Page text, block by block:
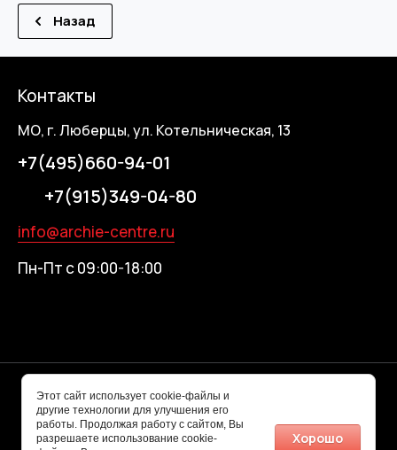
Назад
Контакты
МО, г. Люберцы, ул. Котельническая, 13
+7(495)660-94-01
+7(915)349-04-80
info@archie-centre.ru
Пн-Пт с 09:00-18:00
Этот сайт использует cookie-файлы и
другие технологии для улучшения его
работы. Продолжая работу с сайтом, Вы
разрешаете использование cookie-
Хорошо